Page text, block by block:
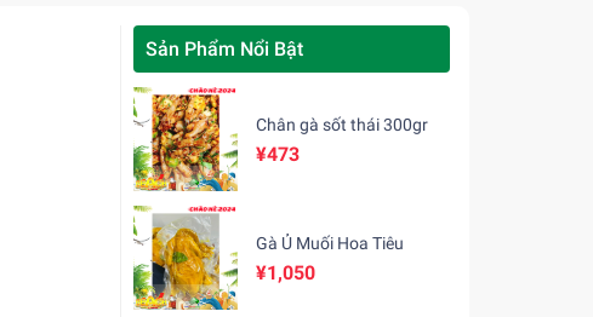
Sản Phẩm Nổi Bật
Chân gà sốt thái 300gr
¥473
Gà Ủ Muối Hoa Tiêu
¥1,050